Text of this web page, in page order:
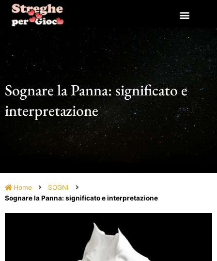
contenuto
Sognare la Panna: significato e
interpretazione
Home
SOGNI
Sognare la Panna: significato e interpretazione